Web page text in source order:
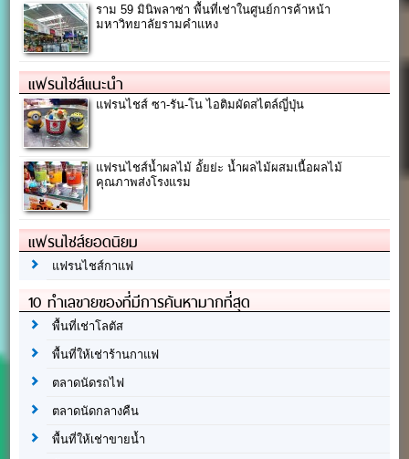
ราม 59 มินิพลาซ่า พื้นที่เช่าในศูนย์การค้าหน้า
มหาวิทยาลัยรามคำแหง
แฟรนไชส์แนะนำ
แฟรนไชส์ ซา-รัน-โน ไอติมผัดสไตล์ญี่ปุ่น
แฟรนไชส์น้ำผลไม้ อั้ยย่ะ น้ำผลไม้ผสมเนื้อผลไม้
คุณภาพส่งโรงแรม
แฟรนไชส์ยอดนิยม
แฟรนไชส์กาแฟ
10 ทำเลขายของที่มีการค้นหามากที่สุด
พื้นที่เช่าโลตัส
พื้นที่ให้เช่าร้านกาแฟ
ตลาดนัดรถไฟ
ตลาดนัดกลางคืน
พื้นที่ให้เช่าขายน้ำ